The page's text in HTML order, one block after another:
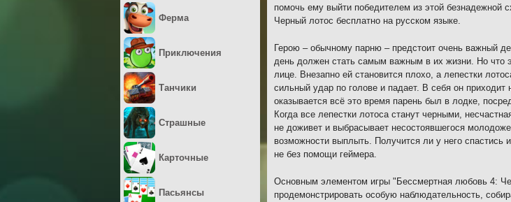
помочь ему выйти победителем из этой безнадежной
Черный лотос бесплатно на русском языке.
Герою – обычному парню – предстоит очень важный
день должен стать самым важным в их жизни. Но что
лице. Внезапно ей становится плохо, а лепестки
сильный удар по голове и падает. В себя он
оказывается всё это время парень был в лодке,
Когда все лепестки лотоса станут черными,
не доживет и выбрасывает несостоявшегося
возможности выплыть. Получится ли у него
не без помощи геймера.
Основным элементом игры "Бессмертная любовь 4:
продемонстрировать особую наблюдательность,
Ферма
Приключения
Танчики
Страшные
Карточные
Пасьянсы